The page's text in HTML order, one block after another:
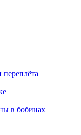
в бобинах